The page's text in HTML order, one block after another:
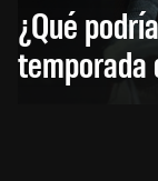
¿Qué
temporada